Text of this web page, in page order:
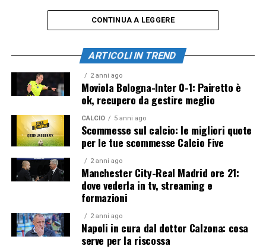
CONTINUA A LEGGERE
ARTICOLI IN TREND
2 anni ago
Moviola Bologna-Inter 0-1: Pairetto è
ok, recupero da gestire meglio
CALCIO 5 anni ago
Scommesse sul calcio: le migliori quote
per le tue scommesse Calcio Five
2 anni ago
Manchester City-Real Madrid ore 21:
dove vederla in tv, streaming e
formazioni
2 anni ago
Napoli in cura dal dottor Calzona: cosa
serve per la riscossa